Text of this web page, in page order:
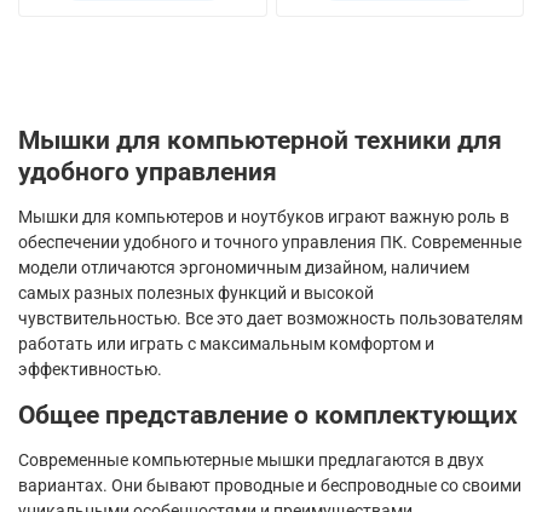
Мышки для компьютерной техники для
удобного управления
Мышки для компьютеров и ноутбуков играют важную роль в
обеспечении удобного и точного управления ПК. Современные
модели отличаются эргономичным дизайном, наличием
самых разных полезных функций и высокой
чувствительностью. Все это дает возможность пользователям
работать или играть с максимальным комфортом и
эффективностью.
Общее представление о комплектующих
Современные компьютерные мышки предлагаются в двух
вариантах. Они бывают проводные и беспроводные со своими